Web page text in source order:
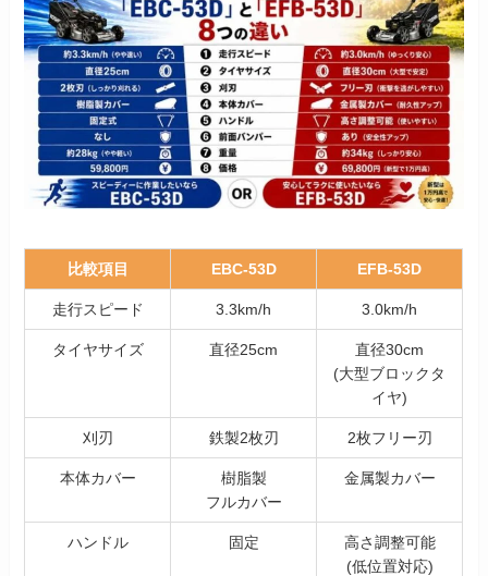
比較項目 EBC-53D EFB-53D
走行スピード 3.3km/h 3.0km/h
タイヤサイズ 直径25cm
直径30cm
(大型ブロックタ
イヤ)
刈刃 鉄製2枚刃 2枚フリー刃
本体カバー
樹脂製
フルカバー
金属製カバー
ハンドル 固定
高さ調整可能
(低位置対応)